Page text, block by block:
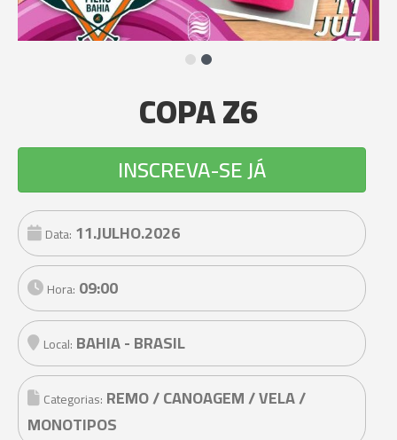
COPA Z6
INSCREVA-SE JÁ
Data: 11.JULHO.2026
Hora: 09:00
Local: BAHIA - BRASIL
Categorias: REMO / CANOAGEM / VELA /
MONOTIPOS